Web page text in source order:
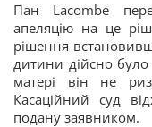
Пан Lacombe
апеляцію на це
рішення
дитини дійсно було
матері він не
Касаційний суд
подану заявником.